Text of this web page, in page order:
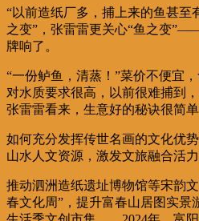
“以前造纸厂多，捕上来的鱼甚至
之变”，张雷雷更关心“鱼之变
牌响了。
“一份鲈鱼，清蒸！”菜价不便宜
对水质要求很高，以前很难捕到
张雷雷看来，生意好的秘诀很简单
如何充分发挥传世名画的文化优
山水人文资源，激发文旅融合活力
推动泗洲造纸遗址博物馆等宋韵
春文化周”，提升富春山居图实景